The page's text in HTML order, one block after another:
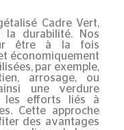
Cadre Vert,
la durabilité. Nos
être à la fois
économiquement
par exemple,
arrosage, ou
une verdure
les efforts liés à
Cette approche
des avantages